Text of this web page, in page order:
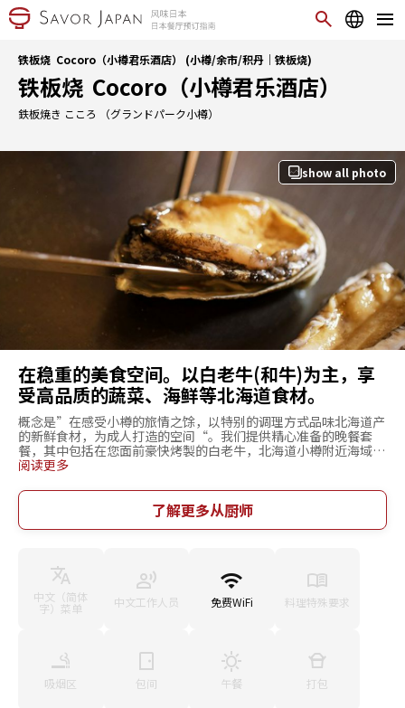
铁板烧 Cocoro（小樽君乐酒店） (小樽/余市/积丹｜铁板烧)
铁板烧 Cocoro（小樽君乐酒店）
鉄板焼き こころ （グランドパーク小樽）
show all photo
在稳重的美食空间。以白老牛(和牛)为主，享
受高品质的蔬菜、海鲜等北海道食材。
概念是”在感受小樽的旅情之馀，以特别的调理方式品味北海道产
的新鲜食材，为成人打造的空间“。我们提供精心准备的晚餐套
餐，其中包括在您面前豪快烤製的白老牛，北海道小樽附近海域的
鲍鱼和北寄贝，还有被誉为”食材宝库“的北海道新鲜蔬菜。这是
现北方美食。无论是与挚爱的人一同度过美好时光，还是用于重要
客户的招待等各种场合，都欢迎您前来品味。
阅读更多
了解更多从厨师
中文（简体
字）菜单 中文工作人员 免费WiFi 料理特殊要求
吸烟区 包间 午餐 打包